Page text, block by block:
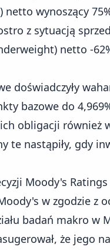
wynoszący
z sytuacją
netto -
doświadczyły
bazowe do
obligacji również
te nastąpiły, gdy
Moody's Ratings
w zgodzie z
badań makro w
że jego